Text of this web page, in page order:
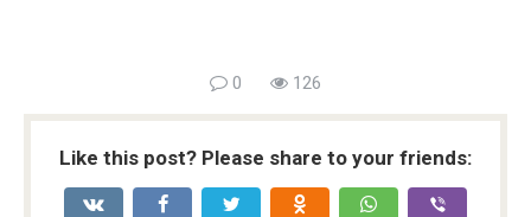
0 126
Like this post? Please share to your friends: